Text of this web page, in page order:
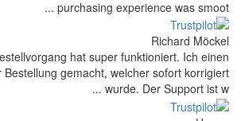
purchasing
Super Support! Bestellvorgang hat super
Feuer bei der Bestellung gemacht,
wurde.